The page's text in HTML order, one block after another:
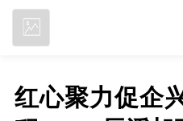
红心聚力促企